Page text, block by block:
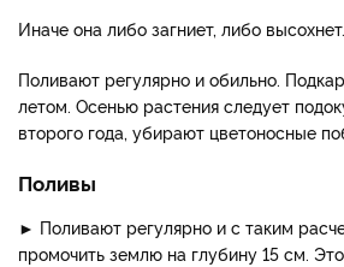
Иначе она либо загниет, либо высохнет.
Поливают регулярно и обильно.
летом. Осенью растения следует
второго года, убирают цветоносные
Поливы
► Поливают регулярно и с таким
промочить землю на глубину 15 см.